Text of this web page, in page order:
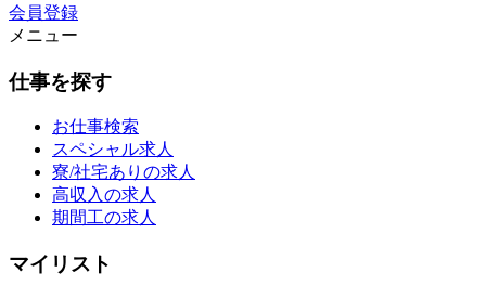
会員登録
メニュー
仕事を探す
お仕事検索
スペシャル求人
寮/社宅ありの求人
高収入の求人
期間工の求人
マイリスト